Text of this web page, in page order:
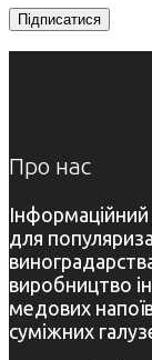
Про нас
для
виробництво
медових
суміжних